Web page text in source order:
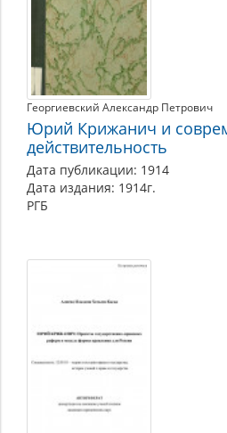
Георгиевский Александр Петрович
Юрий Крижанич и
действительность
Дата публикации: 1914
Дата издания: 1914г.
РГБ